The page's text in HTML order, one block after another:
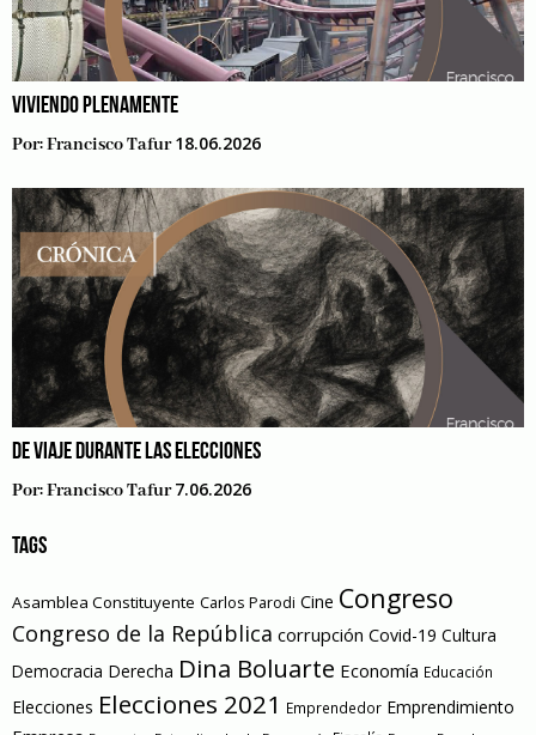
VIVIENDO PLENAMENTE
Por:Francisco Tafur 18.06.2026
DE VIAJE DURANTE LAS ELECCIONES
Por:Francisco Tafur 7.06.2026
TAGS
Asamblea Constituyente Carlos Parodi Cine Congreso
Congreso de la República corrupción Covid-19 Cultura
Democracia Derecha Dina Boluarte Economía Educación
Elecciones Elecciones 2021 Emprendedor Emprendimiento